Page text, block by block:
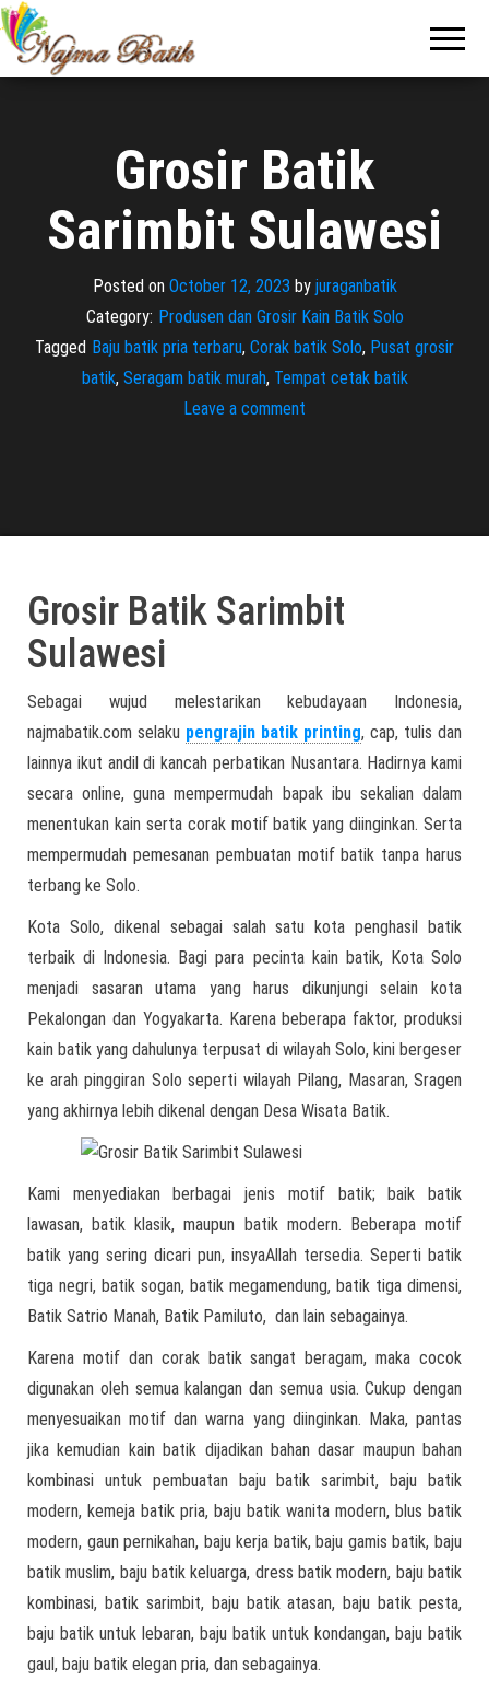
Jasa
Batik
Grosir Batik
Sarimbit Sulawesi
Posted on October 12, 2023 by juraganbatik
Category: Produsen dan Grosir Kain Batik Solo
Tagged Baju batik pria terbaru, Corak batik Solo, Pusat grosir
batik, Seragam batik murah, Tempat cetak batik
Leave a comment
Grosir Batik Sarimbit
Sulawesi
Sebagai wujud melestarikan kebudayaan Indonesia,
najmabatik.com selaku pengrajin batik printing, cap, tulis dan
lainnya ikut andil di kancah perbatikan Nusantara. Hadirnya kami
secara online, guna mempermudah bapak ibu sekalian dalam
menentukan kain serta corak motif batik yang diinginkan. Serta
mempermudah pemesanan pembuatan motif batik tanpa harus
terbang ke Solo.
Kota Solo, dikenal sebagai salah satu kota penghasil batik
terbaik di Indonesia. Bagi para pecinta kain batik, Kota Solo
menjadi sasaran utama yang harus dikunjungi selain kota
Pekalongan dan Yogyakarta. Karena beberapa faktor, produksi
kain batik yang dahulunya terpusat di wilayah Solo, kini bergeser
ke arah pinggiran Solo seperti wilayah Pilang, Masaran, Sragen
yang akhirnya lebih dikenal dengan Desa Wisata Batik.
Kami menyediakan berbagai jenis motif batik; baik batik
lawasan, batik klasik, maupun batik modern. Beberapa motif
batik yang sering dicari pun, insyaAllah tersedia. Seperti batik
tiga negri, batik sogan, batik megamendung, batik tiga dimensi,
Batik Satrio Manah, Batik Pamiluto, dan lain sebagainya.
Karena motif dan corak batik sangat beragam, maka cocok
digunakan oleh semua kalangan dan semua usia. Cukup dengan
menyesuaikan motif dan warna yang diinginkan. Maka, pantas
jika kemudian kain batik dijadikan bahan dasar maupun bahan
kombinasi untuk pembuatan baju batik sarimbit, baju batik
modern, kemeja batik pria, baju batik wanita modern, blus batik
modern, gaun pernikahan, baju kerja batik, baju gamis batik, baju
batik muslim, baju batik keluarga, dress batik modern, baju batik
kombinasi, batik sarimbit, baju batik atasan, baju batik pesta,
baju batik untuk lebaran, baju batik untuk kondangan, baju batik
gaul, baju batik elegan pria, dan sebagainya.